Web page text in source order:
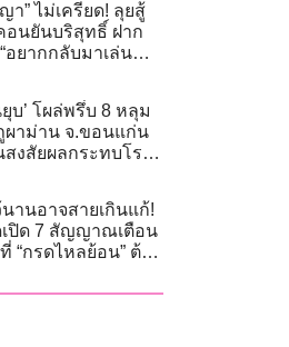
า” ไม่เครียด! ลุยสู้
อนยันบริสุทธิ์ ฝาก
อยากกลับมาเล่น
ยุบ’ โผล่พรึ่บ 8 หลุม
ผาม่าน จ.ขอนแก่น
งสัยผลกระทบโรง
านอาจสายเกินแก้!
เปิด 7 สัญญาณเตือน
“กรดไหลย้อน” ต้อง